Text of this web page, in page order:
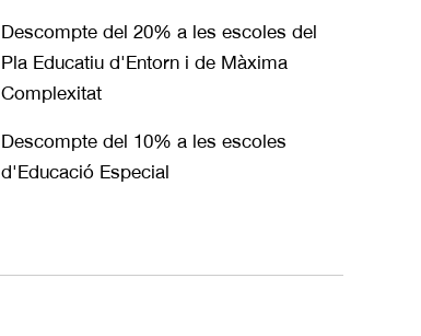
Descompte del 20% a les escoles del
Pla Educatiu d'Entorn i de Màxima
Complexitat
Descompte del 10% a les escoles
d'Educació Especial